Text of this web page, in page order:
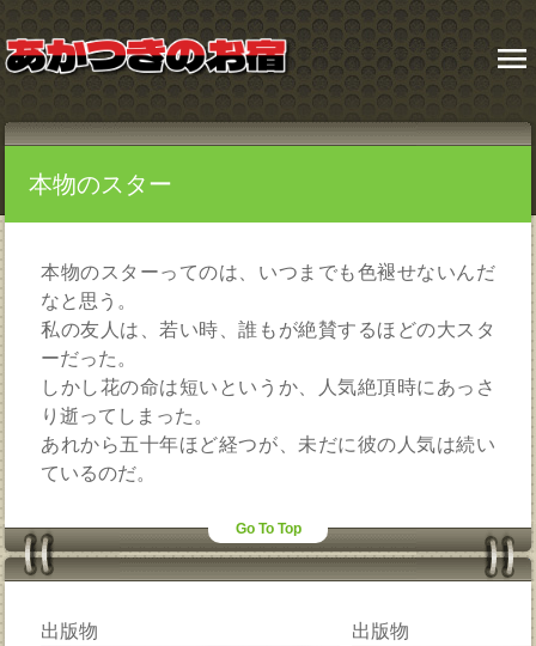
menu
本物のスター
本物のスターってのは、いつまでも色褪せないんだ
なと思う。
私の友人は、若い時、誰もが絶賛するほどの大スタ
ーだった。
しかし花の命は短いというか、人気絶頂時にあっさ
り逝ってしまった。
あれから五十年ほど経つが、未だに彼の人気は続い
ているのだ。
Go To Top
出版物 出版物